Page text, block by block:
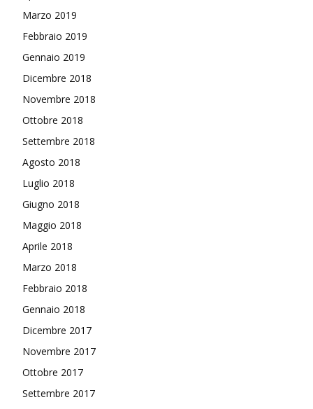
Marzo 2019
Febbraio 2019
Gennaio 2019
Dicembre 2018
Novembre 2018
Ottobre 2018
Settembre 2018
Agosto 2018
Luglio 2018
Giugno 2018
Maggio 2018
Aprile 2018
Marzo 2018
Febbraio 2018
Gennaio 2018
Dicembre 2017
Novembre 2017
Ottobre 2017
Settembre 2017